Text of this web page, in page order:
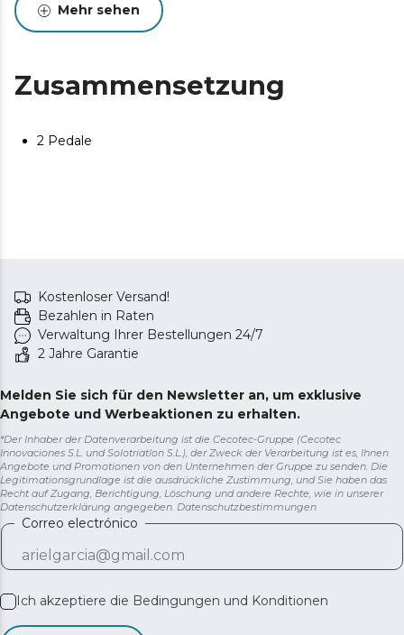
Mehr sehen
Zusammensetzung
2 Pedale
Kostenloser Versand!
Bezahlen in Raten
Verwaltung Ihrer Bestellungen 24/7
2 Jahre Garantie
Melden Sie sich für den Newsletter an, um exklusive
Angebote und Werbeaktionen zu erhalten.
*Der Inhaber der Datenverarbeitung ist die Cecotec-Gruppe (Cecotec
Innovaciones S.L. und Solotriatlon S.L.), der Zweck der Verarbeitung ist es, Ihnen
Angebote und Promotionen von den Unternehmen der Gruppe zu senden. Die
Legitimationsgrundlage ist die ausdrückliche Zustimmung, und Sie haben das
Recht auf Zugang, Berichtigung, Löschung und andere Rechte, wie in unserer
Datenschutzerklärung angegeben. Datenschutzbestimmungen
Correo electrónico
Ich akzeptiere die Bedingungen und Konditionen